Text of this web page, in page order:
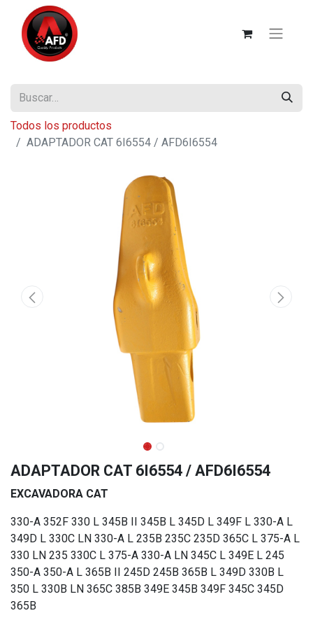
Todos los productos
ADAPTADOR CAT 6I6554 / AFD6I6554
ADAPTADOR CAT 6I6554 / AFD6I6554
EXCAVADORA CAT
330-A 352F 330 L 345B II 345B L 345D L 349F L 330-A L
349D L 330C LN 330-A L 235B 235C 235D 365C L 375-A L
330 LN 235 330C L 375-A 330-A LN 345C L 349E L 245
350-A 350-A L 365B II 245D 245B 365B L 349D 330B L
350 L 330B LN 365C 385B 349E 345B 349F 345C 345D
365B